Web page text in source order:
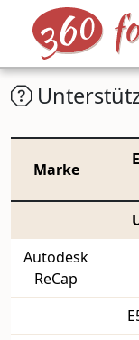
Marke
Autodesk
ReCap